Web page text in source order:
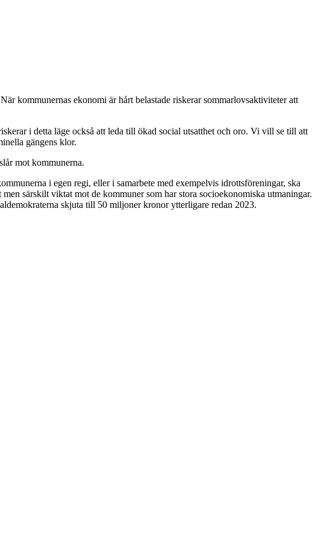
kommunernas ekonomi är hårt belastade riskerar sommarlovsaktiviteter att
i detta läge också att leda till ökad social utsatthet och oro. Vi vill se till att
gängens klor.
mot kommunerna.
i egen regi, eller i samarbete med exempelvis idrottsföreningar, ska
särskilt viktat mot de kommuner som har stora socioekonomiska utmaningar.
skjuta till 50 miljoner kronor ytterligare redan 2023.